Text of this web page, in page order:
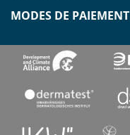
MODES DE PAIEMENT